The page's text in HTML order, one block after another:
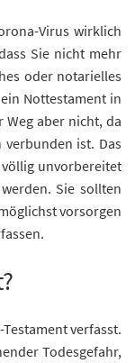
Virus wirklich
Sie nicht mehr
oder notarielles
Nottestament in
Weg aber nicht, da
ist. Das
völlig unvorbereitet
Sie sollten
vorsorgen
verfasst.
Todesgefahr,